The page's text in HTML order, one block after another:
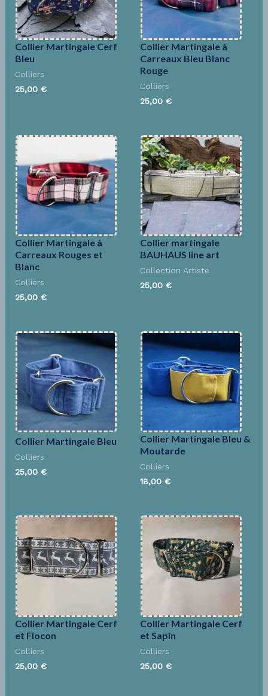
Collier Martingale Cerf
Bleu
Colliers
25,00 €
Collier Martingale à
Carreaux Bleu Blanc
Rouge
Colliers
25,00 €
Collier Martingale à
Carreaux Rouges et
Blanc
Colliers
25,00 €
Collier martingale
BAUHAUS line art
Collection Artiste
25,00 €
Collier Martingale Bleu
Colliers
25,00 €
Collier Martingale Bleu &
Moutarde
Colliers
18,00 €
Collier Martingale Cerf
et Flocon
Colliers
25,00 €
Collier Martingale Cerf
et Sapin
Colliers
25,00 €